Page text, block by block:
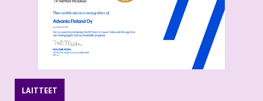
LAITTEET